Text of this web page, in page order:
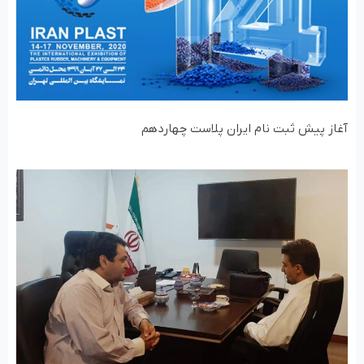
آغاز پیش ثبت نام ایران پلاست چهاردهم